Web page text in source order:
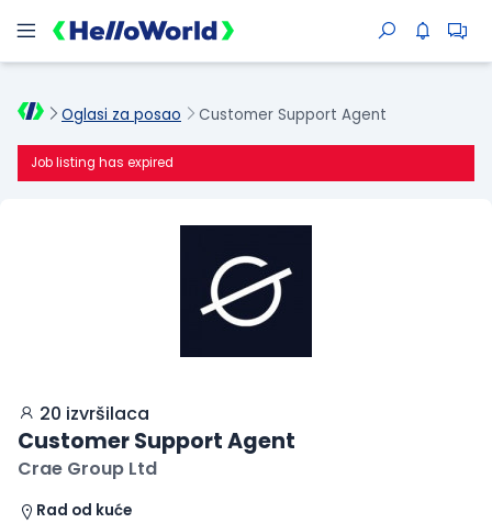
Oglasi za posao Customer Support Agent
Job listing has expired
20 izvršilaca
Customer Support Agent
Crae Group Ltd
Rad od kuće